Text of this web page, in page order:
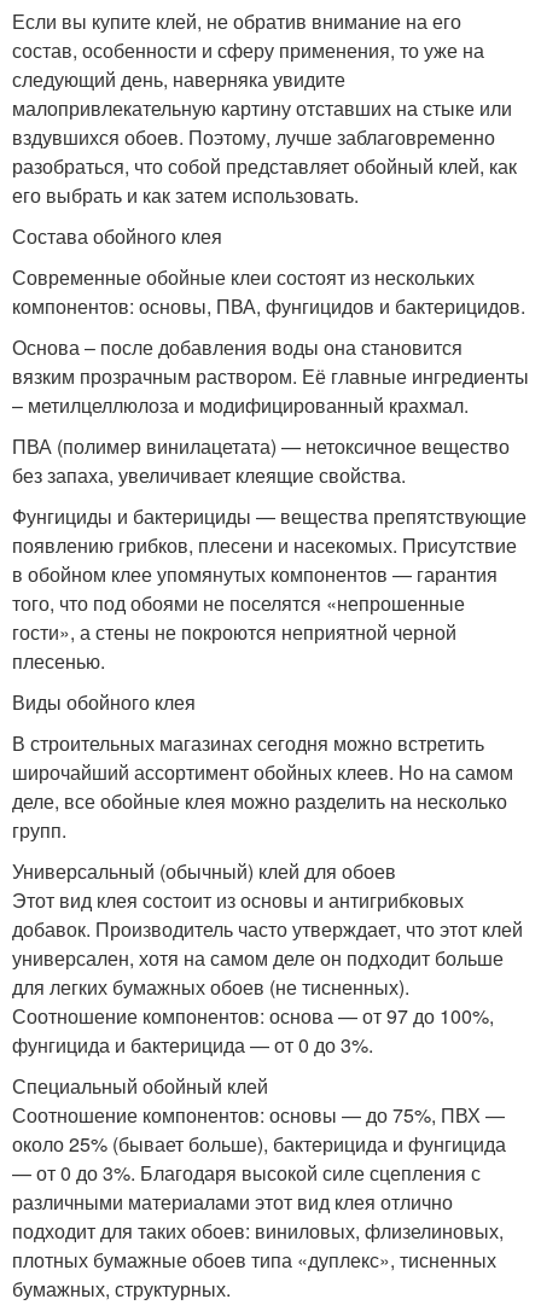
Если вы купите клей, не обратив внимание на его
состав, особенности и сферу применения, то уже на
следующий день, наверняка увидите
малопривлекательную картину отставших на стыке или
вздувшихся обоев. Поэтому, лучше заблаговременно
разобраться, что собой представляет обойный клей, как
его выбрать и как затем использовать.
Состава обойного клея
Современные обойные клеи состоят из нескольких
компонентов: основы, ПВА, фунгицидов и бактерицидов.
Основа – после добавления воды она становится
вязким прозрачным раствором. Её главные ингредиенты
– метилцеллюлоза и модифицированный крахмал.
ПВА (полимер винилацетата) — нетоксичное вещество
без запаха, увеличивает клеящие свойства.
Фунгициды и бактерициды — вещества препятствующие
появлению грибков, плесени и насекомых. Присутствие
в обойном клее упомянутых компонентов — гарантия
того, что под обоями не поселятся «непрошенные
гости», а стены не покроются неприятной черной
плесенью.
Виды обойного клея
В строительных магазинах сегодня можно встретить
широчайший ассортимент обойных клеев. Но на самом
деле, все обойные клея можно разделить на несколько
групп.
Универсальный (обычный) клей для обоев
Этот вид клея состоит из основы и антигрибковых
добавок. Производитель часто утверждает, что этот клей
универсален, хотя на самом деле он подходит больше
для легких бумажных обоев (не тисненных).
Соотношение компонентов: основа — от 97 до 100%,
фунгицида и бактерицида — от 0 до 3%.
Специальный обойный клей
Соотношение компонентов: основы — до 75%, ПВХ —
около 25% (бывает больше), бактерицида и фунгицида
— от 0 до 3%. Благодаря высокой силе сцепления с
различными материалами этот вид клея отлично
подходит для таких обоев: виниловых, флизелиновых,
плотных бумажные обоев типа «дуплекс», тисненных
бумажных, структурных.